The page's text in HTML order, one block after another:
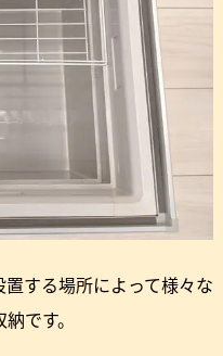
する場所によって様々な
です。